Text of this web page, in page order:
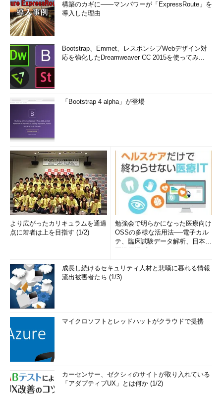
構築のカギに――マンパワーが「ExpressRoute」を
導入した理由
Bootstrap、Emmet、レスポンシブWebデザイン対
応を強化したDreamweaver CC 2015を使ってみ...
「Bootstrap 4 alpha」が登場
より広がったカリキュラムを通過
点に若者は上を目指す (1/2)
勉強会で明らかになった医療向け
OSSの多様な活用法──電子カル
テ、臨床試験データ解析、日本語
成長し続けるセキュリティ人材と悲嘆に暮れる情報
流出被害者たち (1/3)
マイクロソフトとレッドハットがクラウドで提携
カーセンサー、ゼクシィのサイトが取り入れている
「アダプティブUX」とは何か (1/2)